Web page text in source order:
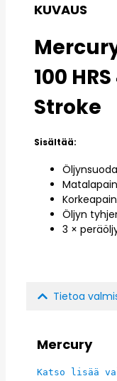
KUVAUS
100
Stroke
Sisältää:
Öljyn
3 ×
Tietoa
Mercury
Katso lisää